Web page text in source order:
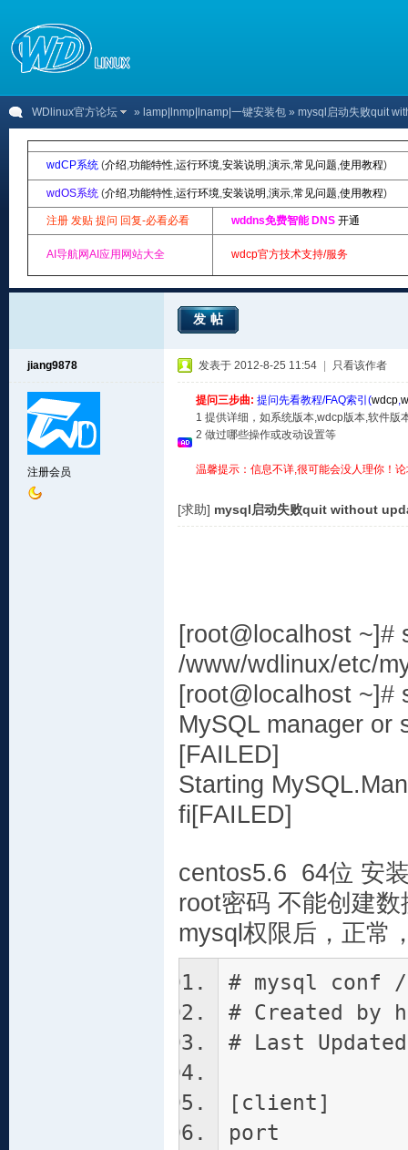
WDlinux官方论坛 » lamp|lnmp|lnamp|一键安装包 » mysql启动失败quit
wdCP系统 (介绍,功能特性,运行环境,安装说明 ,演示,常见问题,使用教程)
wdOS系统 (介绍,功能特性,运行环境,安装说明 ,演示,常见问题,使用教程)
注册 发贴 提问 回复-必看必看 wddns免费智能 DNS 开通
AI导航网AI应用网站大全 wdcp官方技术支持/服务
发帖
jiang9878
注册会员
发表于 2012-8-25 11:54 只看该作者
提问三步曲: 提问先看教程/FAQ索引(wdcp,
1 提供详细，如系统版本,wdcp版本,软件版
2 做过哪些操作或改动设置等
温馨提示：信息不详,很可能会没人理你！
[求助] mysql启动失败quit without
[root@localhost ~]#
/www/wdlinux/etc/
[root@localhost ~]#
MySQL manager
[FAILED]
Starting
fi[FAILED]
centos5.6 64位 安
root密码 不能创建
mysql权限后，正常
# mysql conf
# Created by
# Last
[client]
port =